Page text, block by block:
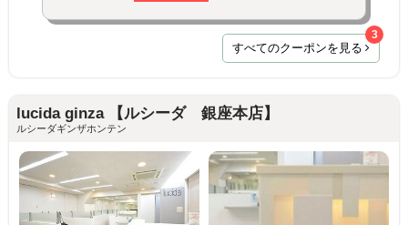
すべてのクーポンを見る
3
lucida ginza 【ルシーダ 銀座本店】
ルシーダギンザホンテン